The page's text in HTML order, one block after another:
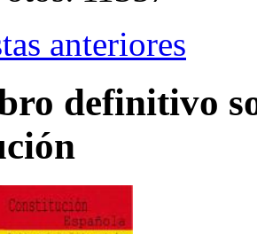
anteriores
definitivo